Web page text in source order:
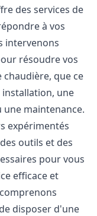
des services de
à vos
intervenons
résoudre vos
chaudière, que ce
une
maintenance.
expérimentés
outils et des
pour vous
efficace et
disposer d'une